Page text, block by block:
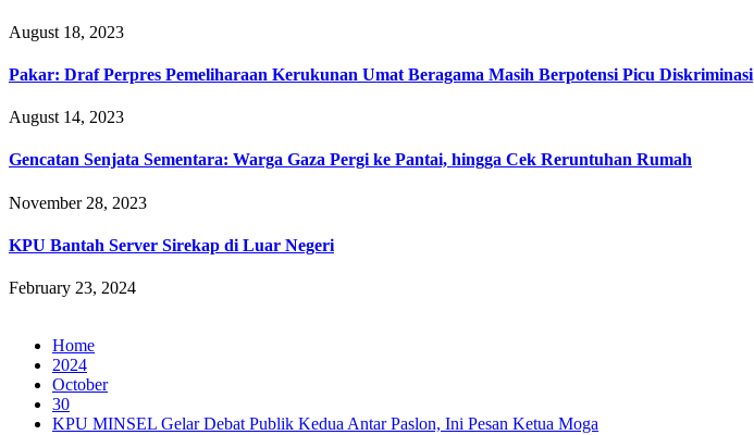
August 18, 2023
Pakar: Draf Perpres Pemeliharaan Kerukunan Umat Beragama Masih Berpotensi Picu Diskriminasi
August 14, 2023
Gencatan Senjata Sementara: Warga Gaza Pergi ke Pantai, hingga Cek Reruntuhan Rumah
November 28, 2023
KPU Bantah Server Sirekap di Luar Negeri
February 23, 2024
Home
2024
October
30
KPU MINSEL Gelar Debat Publik Kedua Antar Paslon, Ini Pesan Ketua Moga